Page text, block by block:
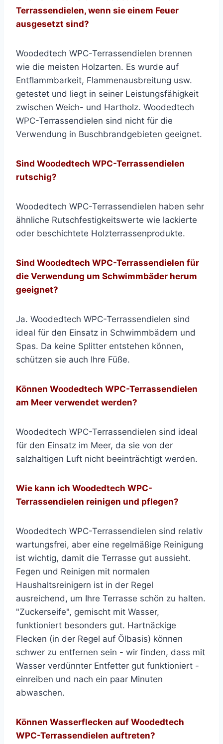
Terrassendielen, wenn sie einem Feuer
ausgesetzt sind?
Woodedtech WPC-Terrassendielen brennen
wie die meisten Holzarten. Es wurde auf
Entflammbarkeit, Flammenausbreitung usw.
getestet und liegt in seiner Leistungsfähigkeit
zwischen Weich- und Hartholz. Woodedtech
WPC-Terrassendielen sind nicht für die
Verwendung in Buschbrandgebieten geeignet.
Sind Woodedtech WPC-Terrassendielen
rutschig?
Woodedtech WPC-Terrassendielen haben sehr
ähnliche Rutschfestigkeitswerte wie lackierte
oder beschichtete Holzterrassenprodukte.
Sind Woodedtech WPC-Terrassendielen für
die Verwendung um Schwimmbäder herum
geeignet?
Ja. Woodedtech WPC-Terrassendielen sind
ideal für den Einsatz in Schwimmbädern und
Spas. Da keine Splitter entstehen können,
schützen sie auch Ihre Füße.
Können Woodedtech WPC-Terrassendielen
am Meer verwendet werden?
Woodedtech WPC-Terrassendielen sind ideal
für den Einsatz im Meer, da sie von der
salzhaltigen Luft nicht beeinträchtigt werden.
Wie kann ich Woodedtech WPC-
Terrassendielen reinigen und pflegen?
Woodedtech WPC-Terrassendielen sind relativ
wartungsfrei, aber eine regelmäßige Reinigung
ist wichtig, damit die Terrasse gut aussieht.
Fegen und Reinigen mit normalen
Haushaltsreinigern ist in der Regel
ausreichend, um Ihre Terrasse schön zu halten.
"Zuckerseife", gemischt mit Wasser,
funktioniert besonders gut. Hartnäckige
Flecken (in der Regel auf Ölbasis) können
schwer zu entfernen sein - wir finden, dass mit
Wasser verdünnter Entfetter gut funktioniert -
einreiben und nach ein paar Minuten
abwaschen.
Können Wasserflecken auf Woodedtech
WPC-Terrassendielen auftreten?